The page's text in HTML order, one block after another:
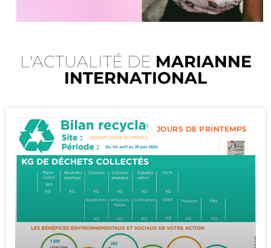
L'ACTUALITÉ DE MARIANNE
INTERNATIONAL
JOURS DE PRINTEMPS